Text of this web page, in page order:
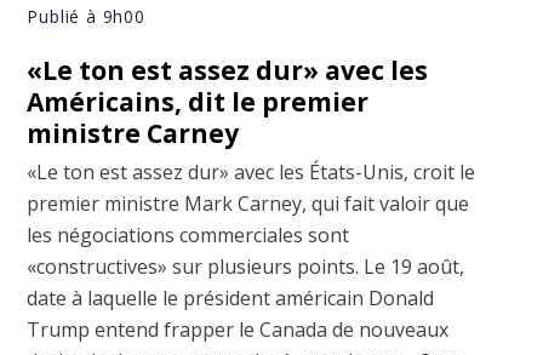
Publié à 9h00
«Le ton est assez dur» avec les
Américains, dit le premier
ministre Carney
«Le ton est assez dur» avec les États-Unis, croit le
premier ministre Mark Carney, qui fait valoir que
les négociations commerciales sont
«constructives» sur plusieurs points. Le 19 août,
date à laquelle le président américain Donald
Trump entend frapper le Canada de nouveaux